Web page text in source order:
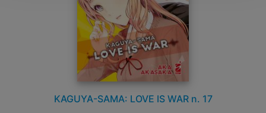
KAGUYA-SAMA: LOVE IS WAR n. 17